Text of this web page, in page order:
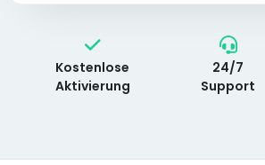
Kostenlose
Aktivierung
24/7
Support